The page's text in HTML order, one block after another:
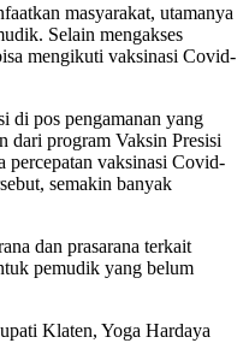
masyarakat, utamanya
Selain mengakses
mengikuti vaksinasi Covid-
di pos pengamanan yang
dari program Vaksin Presisi
percepatan vaksinasi Covid-
semakin banyak
dan prasarana terkait
pemudik yang belum
Klaten, Yoga Hardaya